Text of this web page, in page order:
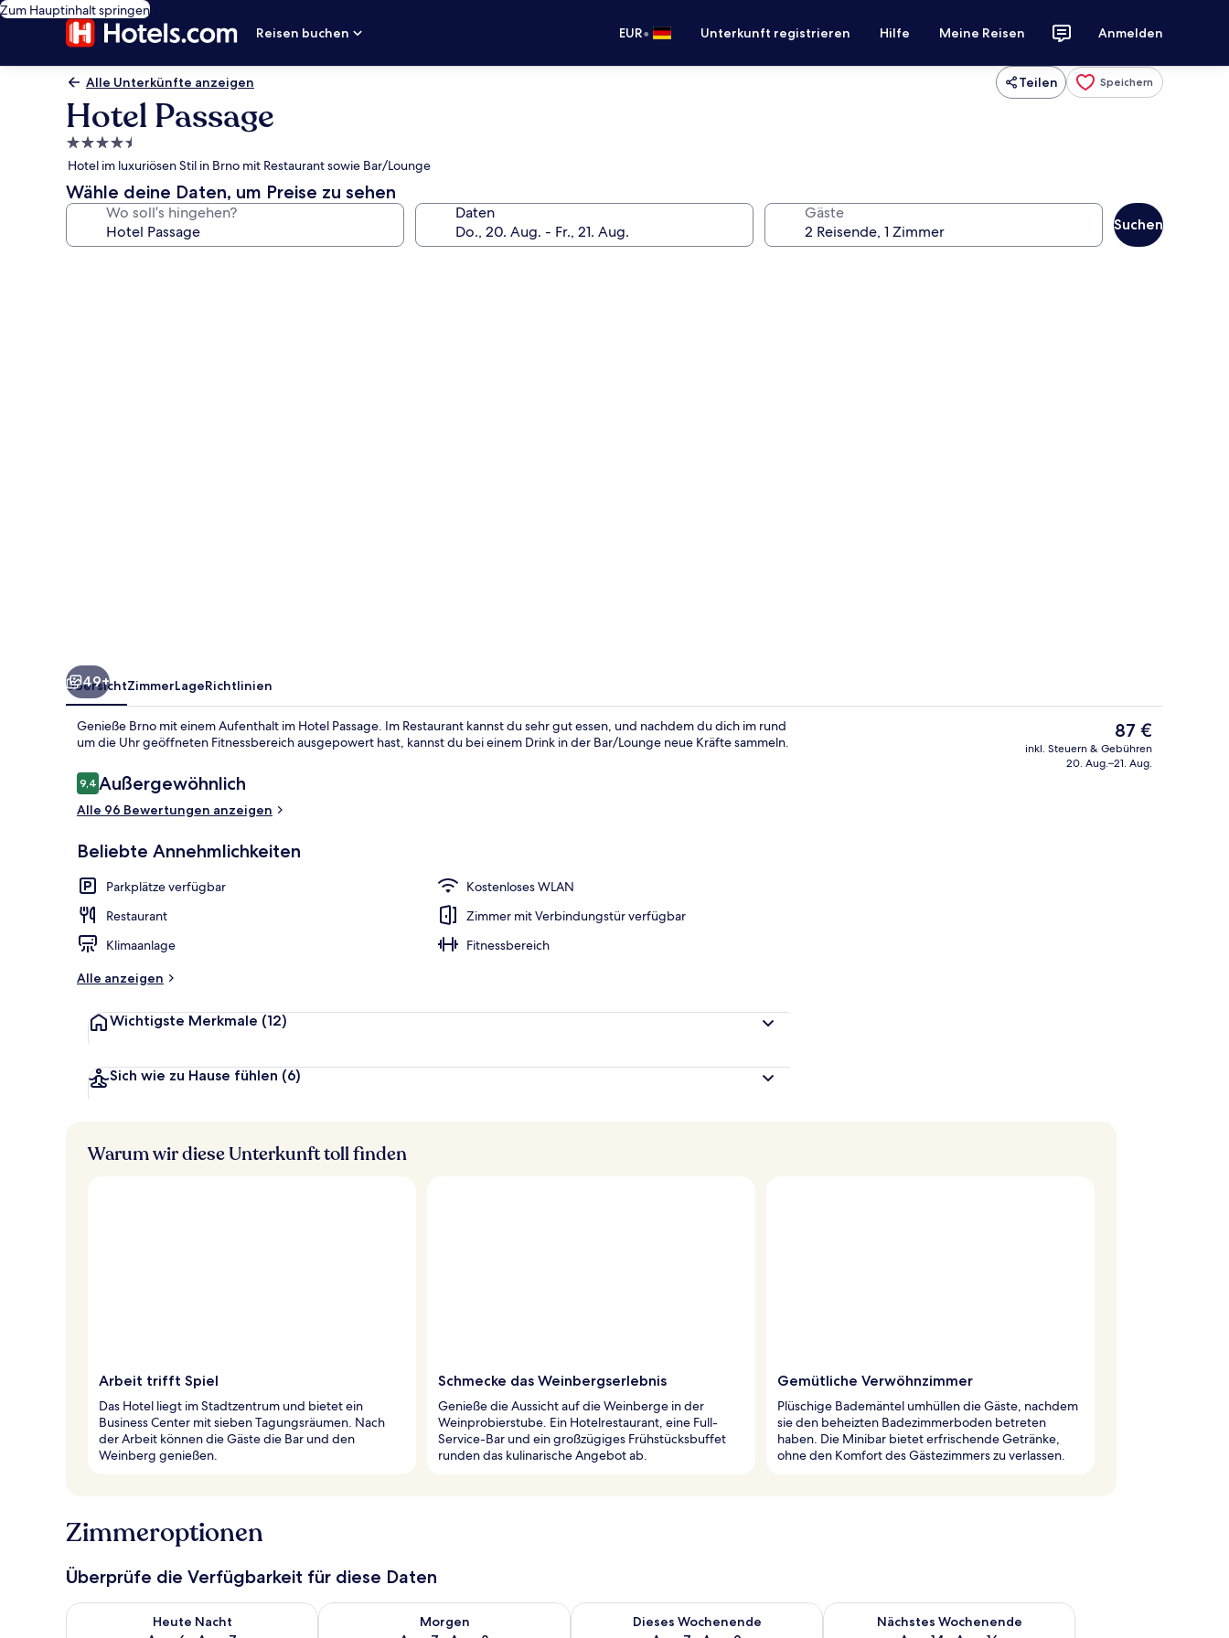
Zum Hauptinhalt springen
Reisen buchen
EUR• Unterkunft registrieren Hilfe Meine Reisen Anmelden
Alle Unterkünfte anzeigen Teilen Speichern
Hotel Passage
4.5-
Sterne-
Unterkunft
Hotel im luxuriösen Stil in Brno mit Restaurant sowie Bar/Lounge
Wähle deine Daten, um Preise zu sehen
Wo soll’s hingehen? Daten Gäste
Suchen
Tagungsbereich
49+
ÜbersichtZimmerLageRichtlinien
Genieße Brno mit einem Aufenthalt im Hotel Passage. Im Restaurant kannst du sehr gut essen, und nachdem du dich im rund
um die Uhr geöffneten Fitnessbereich ausgepowert hast, kannst du bei einem Drink in der Bar/Lounge neue Kräfte sammeln.
Bewertungen
9,49,4 von 10.
Außergewöhnlich
Alle 96 Bewertungen anzeigen
Beliebte Annehmlichkeiten
Parkplätze verfügbar
Kostenloses WLAN
Restaurant
Zimmer mit Verbindungstür verfügbar
Klimaanlage
Fitnessbereich
Alle anzeigen
Wichtigste Merkmale (12)
Sich wie zu Hause fühlen (6)
Der
aktuelle
Preis
87 €
inkl. Steuern & Gebühren
20. Aug.–21. Aug.
Warum wir diese Unterkunft toll finden
Arbeit trifft Spiel
Das Hotel liegt im Stadtzentrum und bietet ein
Business Center mit sieben Tagungsräumen. Nach
der Arbeit können die Gäste die Bar und den
Weinberg genießen.
Schmecke das Weinbergserlebnis
Genieße die Aussicht auf die Weinberge in der
Weinprobierstube. Ein Hotelrestaurant, eine Full-
Service-Bar und ein großzügiges Frühstücksbuffet
runden das kulinarische Angebot ab.
Gemütliche Verwöhnzimmer
Plüschige Bademäntel umhüllen die Gäste, nachdem
sie den beheizten Badezimmerboden betreten
haben. Die Minibar bietet erfrischende Getränke,
ohne den Komfort des Gästezimmers zu verlassen.
Zimmeroptionen
Überprüfe die Verfügbarkeit für diese Daten
Heute Nacht
Überprüfe die Verfügbarkeit für heute Nacht, Aug. 6 - Aug. 7.
Morgen
Überprüfe die Verfügbarkeit für morgen, Aug. 7 - Aug. 8.
Dieses Wochenende
Überprüfe die Verfügbarkeit für dieses Wochenende, Aug. 7 - Aug. 9.
Nächstes Wochenende
Überprüfe die Verfügbarkeit für nächstes Wochenende, Aug.